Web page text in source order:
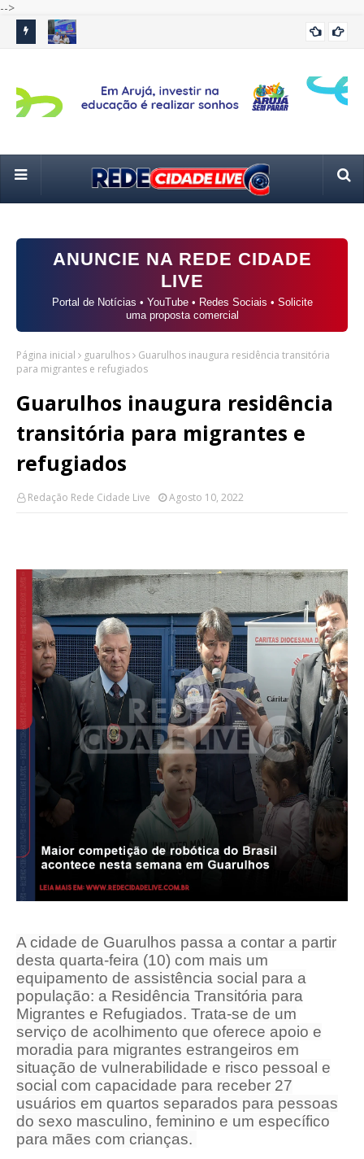
-->
Freitas, para visita às Carretas da Capacitação em Poá
ANUNCIE NA REDE CIDADE
LIVE
Portal de Notícias • YouTube • Redes Sociais • Solicite
uma proposta comercial
Página inicial guarulhos
Guarulhos inaugura residência transitória
para migrantes e refugiados
Guarulhos inaugura residência
transitória para migrantes e
refugiados
Redação Rede Cidade Live Agosto 10, 2022
A cidade de Guarulhos passa a contar a partir
desta quarta-feira (10) com mais um
equipamento de assistência social para a
população: a Residência Transitória para
Migrantes e Refugiados. Trata-se de um
serviço de acolhimento que oferece apoio e
moradia para migrantes estrangeiros em
situação de vulnerabilidade e risco pessoal e
social com capacidade para receber 27
usuários em quartos separados para pessoas
do sexo masculino, feminino e um específico
para mães com crianças.